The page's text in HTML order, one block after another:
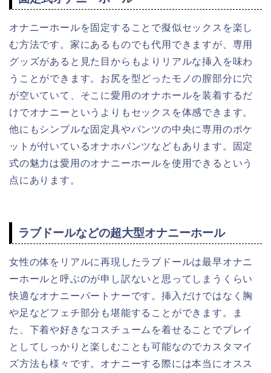
オナニーホールを固定することで擬似セックスを楽し
む方法です。家にあるものでも代用できますが、専用
グッズがあると見た目からもよりリアルな挿入を味わ
うことができます。お尻を型どったモノの膣部分に穴
が空いていて、そこに愛用のオナホールを装着するだ
けでオナニーというよりもセックスを体感できます。
他にもシンプルな固定具やパンツの中央に専用のポケ
ットが付いているオナホパンツなどもあります。固定
式の魅力は愛用のオナニーホールを使用できるという
点にあります。
ラブドールなどの超大型オナニーホール
女性の体をリアルに再現したラブドールは最早オナニ
ーホールと呼ぶのが申し訳ないと思ってしまうくらい
快適なオナニーパートナーです。挿入だけではなく胸
や足などフェチ部分も堪能することができます。ま
た、下着や好きなコスチュームを着せることでプレイ
としてしっかりと楽しむことも可能なのでカスタマイ
ズ方法も様々です。オナニーする際には本当にオスス